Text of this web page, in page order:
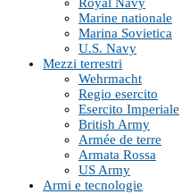
Royal Navy
Marine nationale
Marina Sovietica
U.S. Navy
Mezzi terrestri
Wehrmacht
Regio esercito
Esercito Imperiale
British Army
Armée de terre
Armata Rossa
US Army
Armi e tecnologie